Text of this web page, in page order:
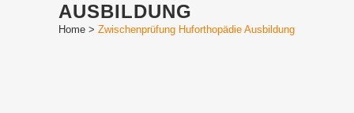
AUSBILDUNG
Home > Zwischenprüfung Huforthopädie Ausbildung